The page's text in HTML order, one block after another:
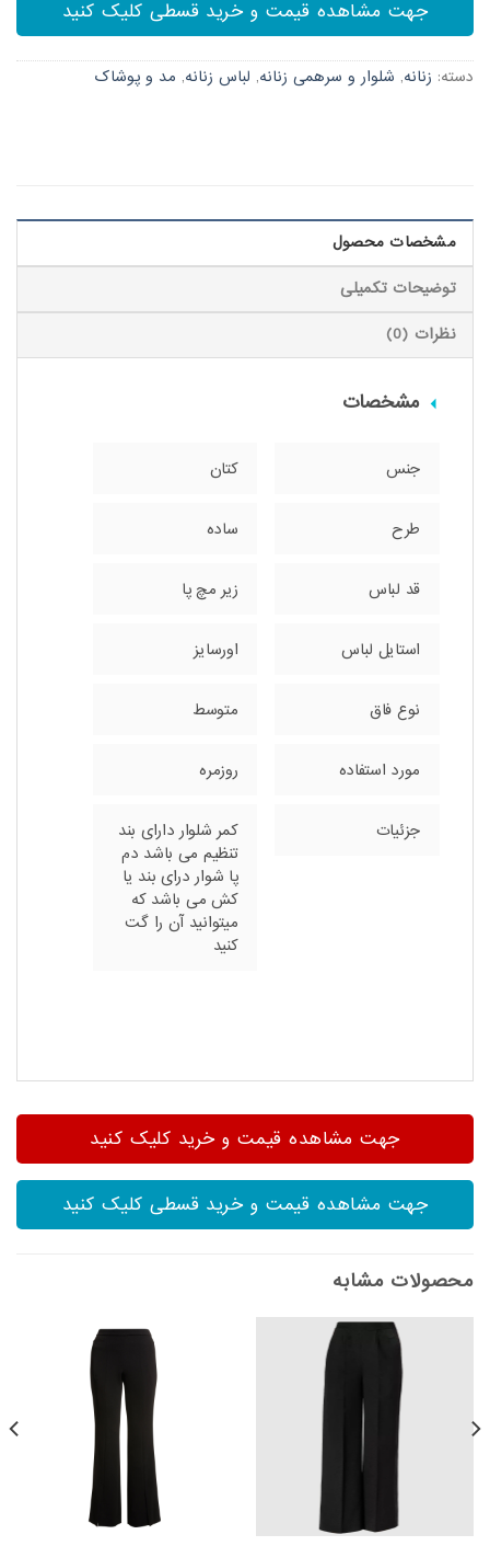
جهت مشاهده قیمت و خرید قسطی کلیک کنید
دسته: زنانه, شلوار و سرهمی زنانه, لباس زنانه, مد و پوشاک
مشخصات محصول
توضیحات تکمیلی
نظرات (0)
مشخصات
جنس کتان
طرح ساده
قد لباس زیر مچ پا
استایل لباس اورسایز
نوع فاق متوسط
مورد استفاده روزمره
جزئیات
کمر شلوار دارای بند
تنظیم می باشد دم
پا شوار درای بند یا
کش می باشد که
میتوانید آن را گت
کنید
جهت مشاهده قیمت و خرید کلیک کنید
جهت مشاهده قیمت و خرید قسطی کلیک کنید
محصولات مشابه